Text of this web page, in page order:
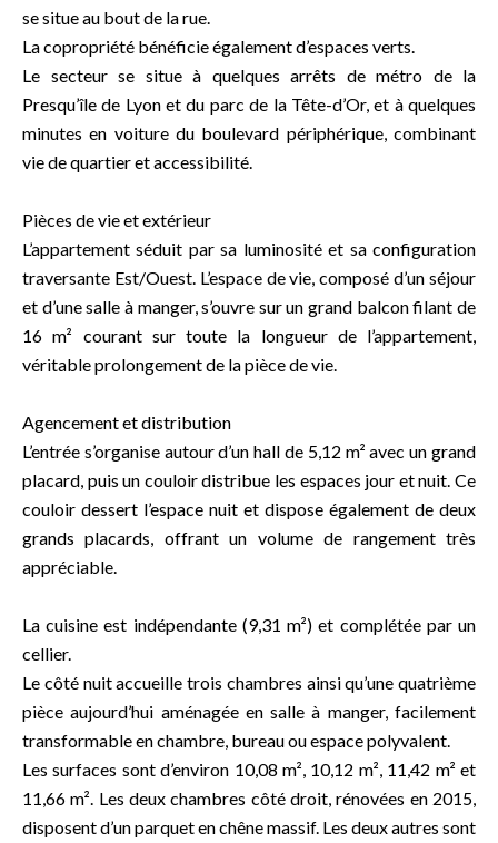
se situe au bout de la rue.
La copropriété bénéficie également d’espaces verts.
Le secteur se situe à quelques arrêts de métro de la
Presqu’île de Lyon et du parc de la Tête-d’Or, et à quelques
minutes en voiture du boulevard périphérique, combinant
vie de quartier et accessibilité.
Pièces de vie et extérieur
L’appartement séduit par sa luminosité et sa configuration
traversante Est/Ouest. L’espace de vie, composé d’un séjour
et d’une salle à manger, s’ouvre sur un grand balcon filant de
16 m² courant sur toute la longueur de l’appartement,
véritable prolongement de la pièce de vie.
Agencement et distribution
L’entrée s’organise autour d’un hall de 5,12 m² avec un grand
placard, puis un couloir distribue les espaces jour et nuit. Ce
couloir dessert l’espace nuit et dispose également de deux
grands placards, offrant un volume de rangement très
appréciable.
La cuisine est indépendante (9,31 m²) et complétée par un
cellier.
Le côté nuit accueille trois chambres ainsi qu’une quatrième
pièce aujourd’hui aménagée en salle à manger, facilement
transformable en chambre, bureau ou espace polyvalent.
Les surfaces sont d’environ 10,08 m², 10,12 m², 11,42 m² et
11,66 m². Les deux chambres côté droit, rénovées en 2015,
disposent d’un parquet en chêne massif. Les deux autres sont